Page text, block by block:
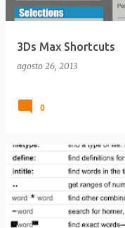
3Ds Max Shortcuts
agosto 26, 2013
0